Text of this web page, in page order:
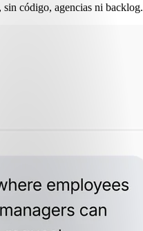
código, agencias ni backlog.